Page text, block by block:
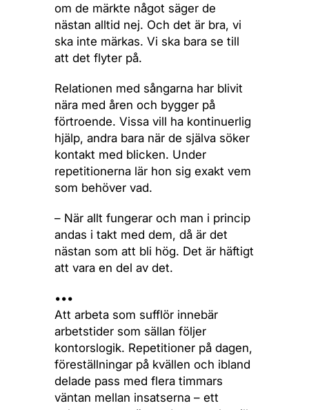
om de märkte något säger de
nästan alltid nej. Och det är bra, vi
ska inte märkas. Vi ska bara se till
att det flyter på.
Relationen med sångarna har blivit
nära med åren och bygger på
förtroende. Vissa vill ha kontinuerlig
hjälp, andra bara när de själva söker
kontakt med blicken. Under
repetitionerna lär hon sig exakt vem
som behöver vad.
– När allt fungerar och man i princip
andas i takt med dem, då är det
nästan som att bli hög. Det är häftigt
att vara en del av det.
•••
Att arbeta som sufflör innebär
arbetstider som sällan följer
kontorslogik. Repetitioner på dagen,
föreställningar på kvällen och ibland
delade pass med flera timmars
väntan mellan insatserna – ett